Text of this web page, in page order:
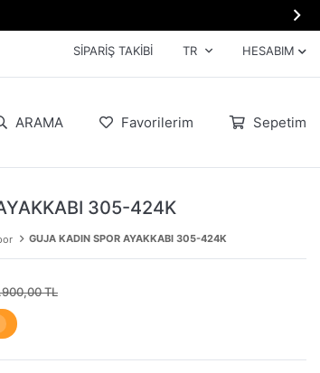

SIPARIŞ TAKIBI TR HESABIM
ARAMA Favorilerim Sepetim
305-424K
GUJA KADIN SPOR AYAKKABI 305-424K
TL